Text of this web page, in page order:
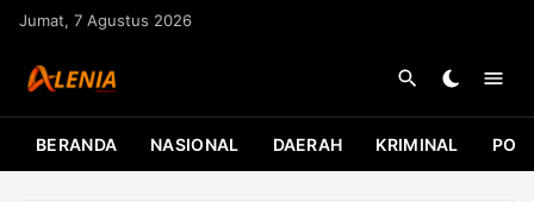
u
Jumat, 7 Agustus 2026
BERANDA NASIONAL DAERAH KRIMINAL